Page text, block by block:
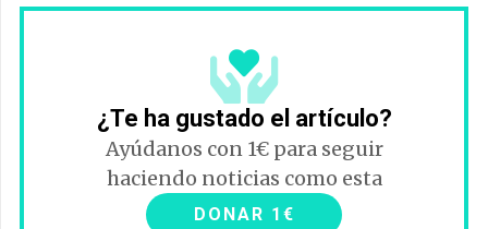
¿Te ha gustado el artículo?
Ayúdanos con 1€ para seguir
haciendo noticias como esta
DONAR 1€